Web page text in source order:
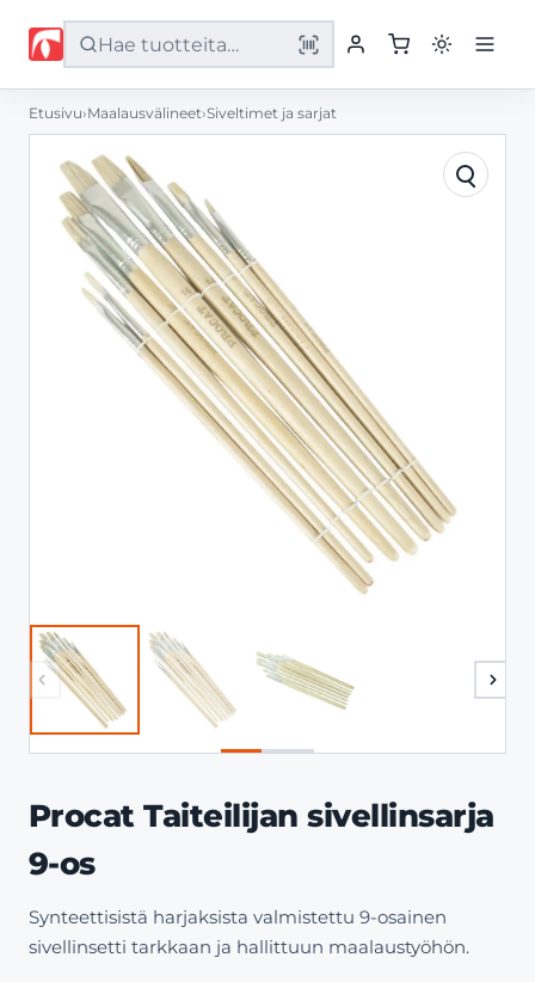
Etusivu
Tuotteet
Palvelut
Yritys
Yhteystiedot
Etusivu›Maalausvälineet›Siveltimet ja sarjat
Procat Taiteilijan sivellinsarja
9-os
Synteettisistä harjaksista valmistettu 9-osainen
sivellinsetti tarkkaan ja hallittuun maalaustyöhön.